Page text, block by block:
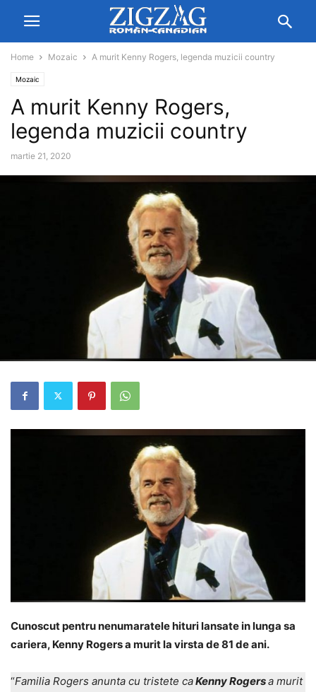
Home Mozaic A murit Kenny Rogers, legenda muzicii country
Mozaic
A murit Kenny Rogers,
legenda muzicii country
martie 21, 2020
Cunoscut pentru nenumaratele hituri lansate in lunga sa
cariera, Kenny Rogers a murit la virsta de 81 de ani.
“Familia Rogers anunta cu tristete caKenny Rogersa murit